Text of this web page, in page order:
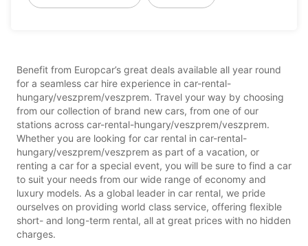
Benefit from Europcar’s great deals available all year round
for a seamless car hire experience in car-rental-
hungary/veszprem/veszprem. Travel your way by choosing
from our collection of brand new cars, from one of our
stations across car-rental-hungary/veszprem/veszprem.
Whether you are looking for car rental in car-rental-
hungary/veszprem/veszprem as part of a vacation, or
renting a car for a special event, you will be sure to find a car
to suit your needs from our wide range of economy and
luxury models. As a global leader in car rental, we pride
ourselves on providing world class service, offering flexible
short- and long-term rental, all at great prices with no hidden
charges.